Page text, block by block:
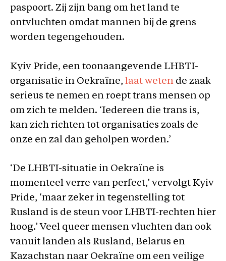
paspoort. Zij zijn bang om het land te
ontvluchten omdat mannen bij de grens
worden tegengehouden.
Kyiv Pride, een toonaangevende LHBTI-
organisatie in Oekraïne, laat weten de zaak
serieus te nemen en roept trans mensen op
om zich te melden. ‘Iedereen die trans is,
kan zich richten tot organisaties zoals de
onze en zal dan geholpen worden.’
‘De LHBTI-situatie in Oekraïne is
momenteel verre van perfect,’ vervolgt Kyiv
Pride, ‘maar zeker in tegenstelling tot
Rusland is de steun voor LHBTI-rechten hier
hoog.’ Veel queer mensen vluchten dan ook
vanuit landen als Rusland, Belarus en
Kazachstan naar Oekraïne om een veilige